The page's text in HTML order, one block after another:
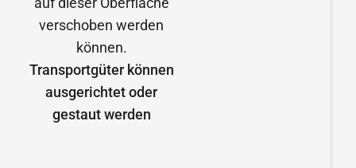
Transportgüter können
ausgerichtet oder
gestaut werden